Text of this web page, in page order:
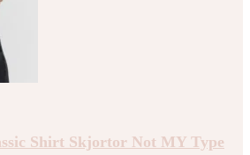
Shirt Skjortor Not MY Type